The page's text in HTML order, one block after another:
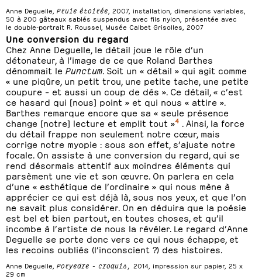
Anne Deguelle, Pluie étoilée, 2007, installation, dimensions variables,
50 à 200 gâteaux sablés suspendus avec fils nylon, présentée avec
le double-portrait R. Roussel, Musée Calbet Grisolles, 2007
Une conversion du regard
Chez Anne Deguelle, le détail joue le rôle d’un
détonateur, à l’image de ce que Roland Barthes
dénommait le Punctum . Soit un « détail » qui agit comme
« une piqûre, un petit trou, une petite tache, une petite
coupure – et aussi un coup de dés ». Ce détail, « c’est
ce hasard qui [nous] point » et qui nous « attire ».
Barthes remarque encore que sa « seule présence
change [notre] lecture et emplit tout »4
. Ainsi, la force
du détail frappe non seulement notre cœur, mais
corrige notre myopie : sous son effet, s’ajuste notre
focale. On assiste à une conversion du regard, qui se
rend désormais attentif aux moindres éléments qui
parsèment une vie et son œuvre. On parlera en cela
d’une « esthétique de l’ordinaire » qui nous mène à
apprécier ce qui est déjà là, sous nos yeux, et que l’on
ne savait plus considérer. On en déduira que la poésie
est bel et bien partout, en toutes choses, et qu’il
incombe à l’artiste de nous la révéler. Le regard d’Anne
Deguelle se porte donc vers ce qui nous échappe, et
les recoins oubliés (l’inconscient ?) des histoires.
Anne Deguelle, Polyedre - croquis, 2014, impression sur papier, 25 x
29 cm